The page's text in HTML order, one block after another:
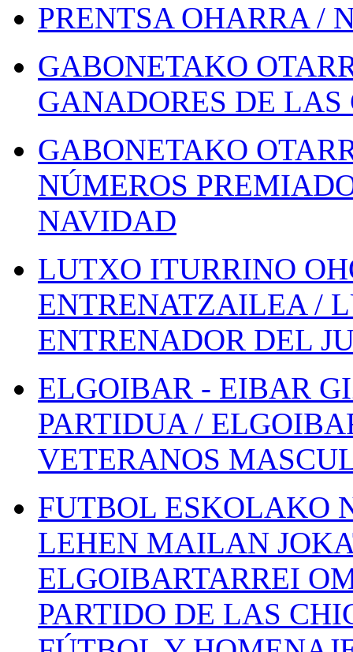
PRENTSA OHARRA /
GABONETAKO
GANADORES DE
GABONETAKO
NÚMEROS
NAVIDAD
LUTXO ITURRINO
ENTRENATZAILEA /
ENTRENADOR DEL
ELGOIBAR - EIBAR
PARTIDUA /
VETERANOS
FUTBOL ESKOLAKO
LEHEN MAILAN
ELGOIBARTARREI
PARTIDO DE LAS